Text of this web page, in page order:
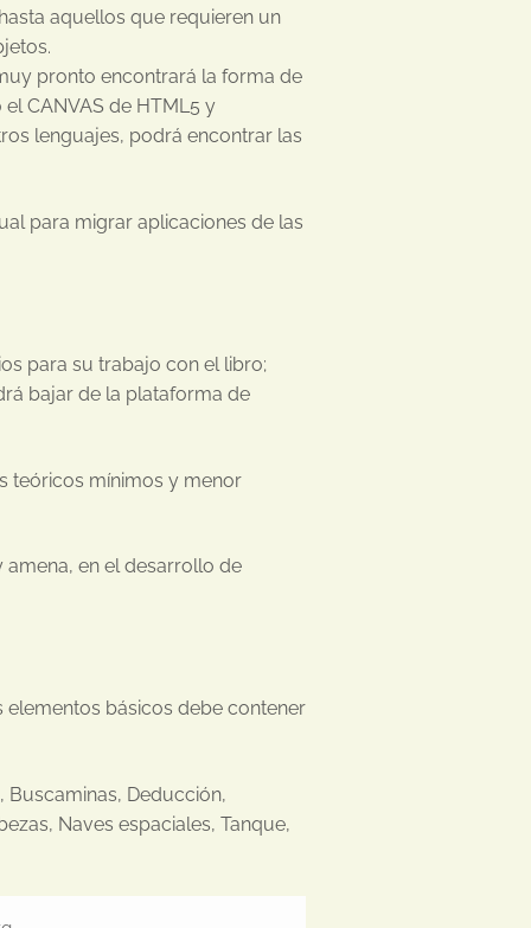
aquellos que requieren un
pronto encontrará la forma de
CANVAS de HTML5 y
lenguajes, podrá encontrar las
para migrar aplicaciones de las
para su trabajo con el libro;
bajar de la plataforma de
teóricos mínimos y menor
en el desarrollo de
básicos debe contener
Buscaminas, Deducción,
Naves espaciales, Tanque,